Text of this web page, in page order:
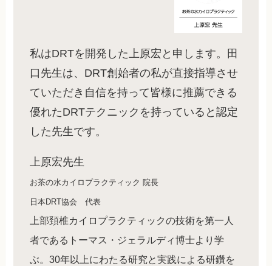
私はDRTを開発した上原宏と申します。田
口先生は、DRT創始者の私が直接指導させ
ていただき自信を持って皆様に推薦できる
優れたDRTテクニックを持っていると認定
した先生です。
上原宏先生
お茶の水カイロプラクティック 院長
日本DRT協会 代表
上部頚椎カイロプラクティックの技術を第一人
者であるトーマス・ジェラルディ博士より学
ぶ。30年以上にわたる研究と実践による研鑽を